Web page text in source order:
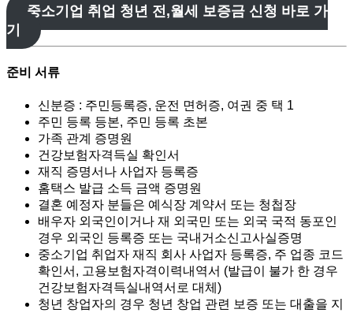
중소기업 취업 청년 전,월세 보증금 신청 바로 가
기
준비 서류
신분증 : 주민등록증, 운전 면허증, 여권 중 택 1
주민 등록 등본, 주민 등록 초본
가족 관계 증명원
건강보험자격득실 확인서
재직 증명서나 사업자 등록증
홈택스 발급 소득 금액 증명원
결혼 예정자 분들은 예식장 계약서 또는 청첩장
배우자 외국인이거나 재 외국민 또는 외국 국적 동포인
경우 외국인 등록증 또는 국내거소신고사실증명
중소기업 취업자 재직 회사 사업자 등록증, 주 업종 코드
확인서, 고용보험자격이력내역서 (발급이 불가 한 경우
건강보험자격득실내역서로 대체)
청년 창업자의 경우 청년 창업 관련 보증 또는 대출을 지